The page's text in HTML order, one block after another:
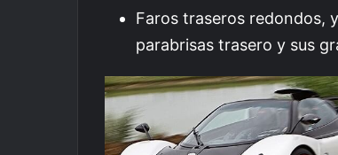
Faros traseros redondos,
parabrisas trasero y sus